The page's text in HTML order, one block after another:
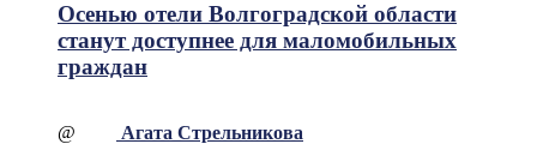
Осенью отели Волгоградской области
станут доступнее для маломобильных
граждан
@ Агата Стрельникова